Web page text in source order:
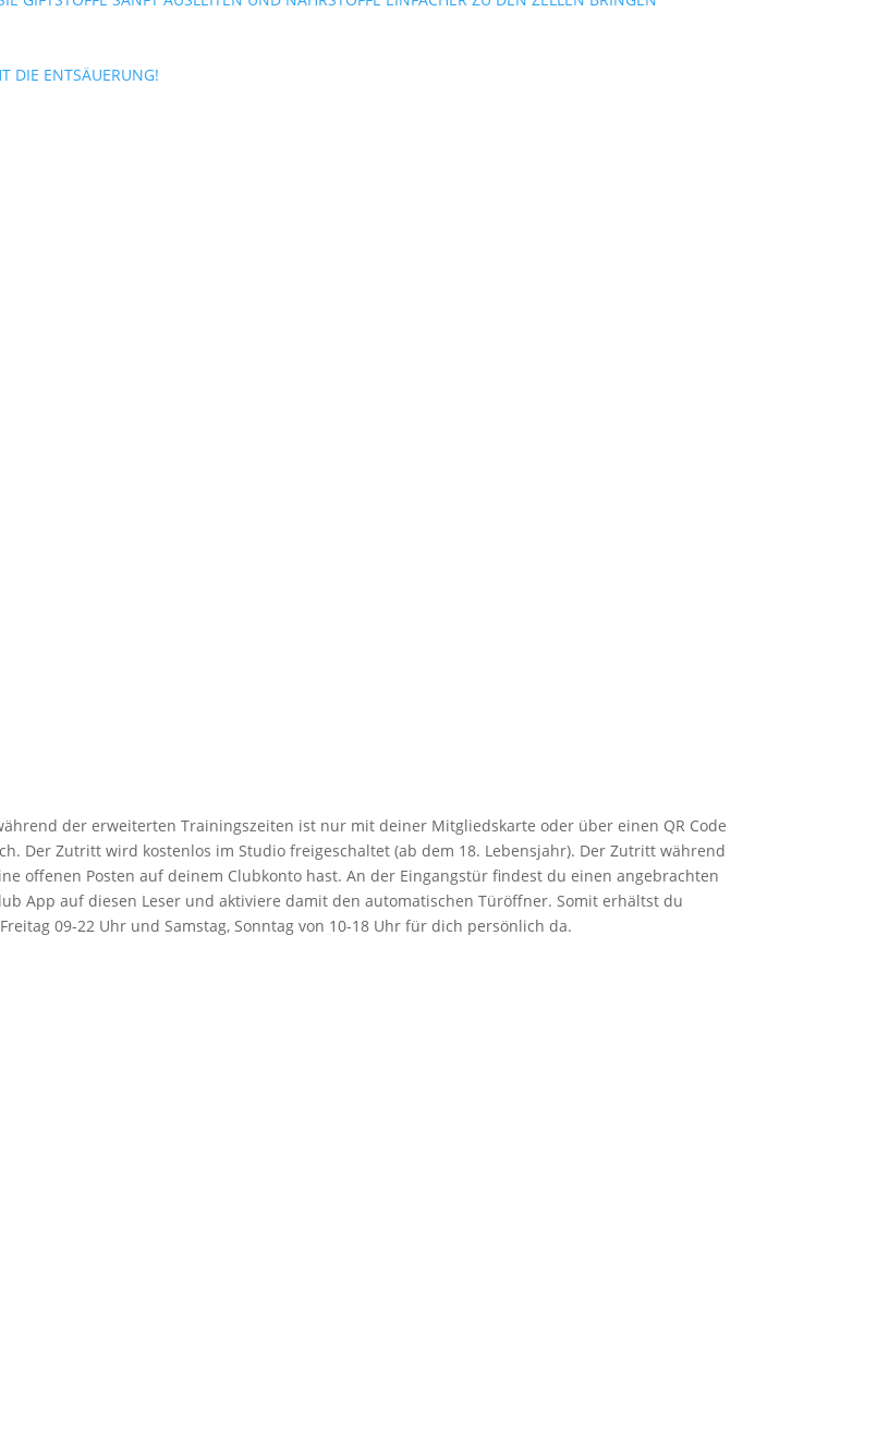
DIE ENTSÄUERUNG!
der erweiterten Trainingszeiten ist nur mit deiner Mitgliedskarte oder über einen QR Code
Der Zutritt wird kostenlos im Studio freigeschaltet (ab dem 18. Lebensjahr). Der Zutritt während
offenen Posten auf deinem Clubkonto hast. An der Eingangstür findest du einen angebrachten
App auf diesen Leser und aktiviere damit den automatischen Türöffner. Somit erhältst du
09-22 Uhr und Samstag, Sonntag von 10-18 Uhr für dich persönlich da.